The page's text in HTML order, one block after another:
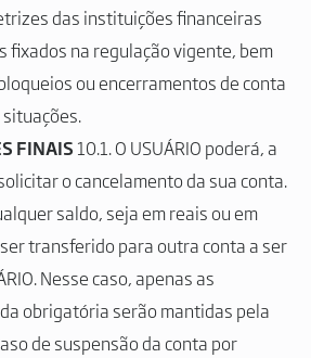
das instituições financeiras
fixados na regulação vigente, bem
ou encerramentos de conta
FINAIS 10.1. O USUÁRIO poderá, a
o cancelamento da sua conta.
saldo, seja em reais ou em
transferido para outra conta a ser
Nesse caso, apenas as
obrigatória serão mantidas pela
de suspensão da conta por